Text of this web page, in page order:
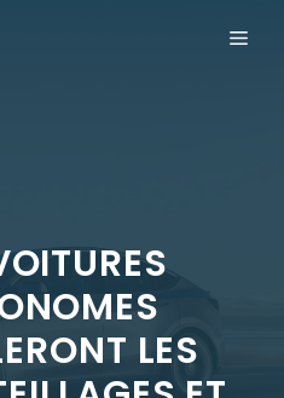
LES